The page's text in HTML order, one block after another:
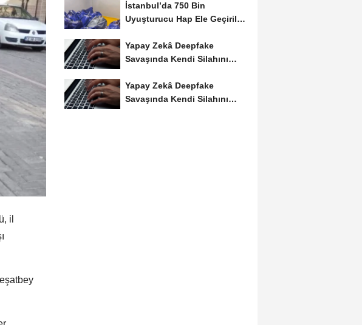
il
İstanbul’da 750 Bin
Uyuşturucu Hap Ele Geçirildi:
Yapay Zekâ Deepfake
Savaşında Kendi Silahını
Yapay Zekâ Deepfake
Savaşında Kendi Silahını